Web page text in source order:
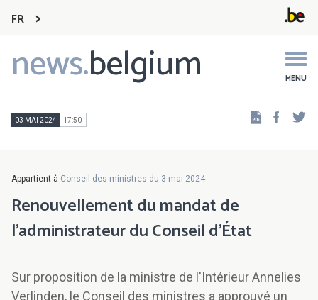
FR
news.belgium MENU
Main
navigation
03 MAI 2024 17:50
Appartient à Conseil des ministres du 3 mai 2024
Renouvellement du mandat de
l'administrateur du Conseil d'État
Sur proposition de la ministre de l'Intérieur Annelies
Verlinden, le Conseil des ministres a approuvé un